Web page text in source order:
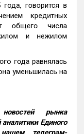
говорится в
кредитных
общего числа
и нежилом
года равнялась
уменьшилась на
рынка
Единого